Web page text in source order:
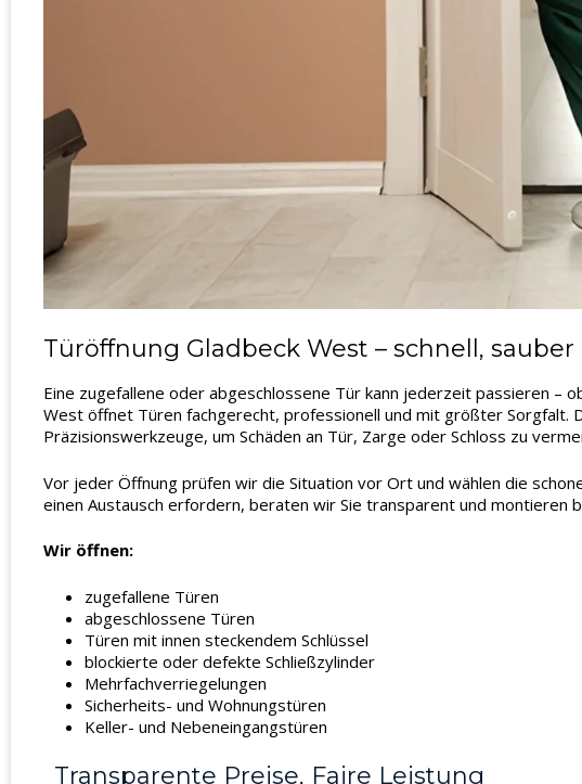
Türöffnung Gladbeck West – schnell,
Eine zugefallene oder abgeschlossene Tür kann jederzeit passieren –
West öffnet Türen fachgerecht, professionell und mit größter Sorgfalt.
Präzisionswerkzeuge, um Schäden an Tür, Zarge oder Schloss zu
Vor jeder Öffnung prüfen wir die Situation vor Ort und wählen die
einen Austausch erfordern, beraten wir Sie transparent und montieren
Wir öffnen:
zugefallene Türen
abgeschlossene Türen
Türen mit innen steckendem Schlüssel
blockierte oder defekte Schließzylinder
Mehrfachverriegelungen
Sicherheits- und Wohnungstüren
Keller- und Nebeneingangstüren
Transparente Preise, Faire Leistung